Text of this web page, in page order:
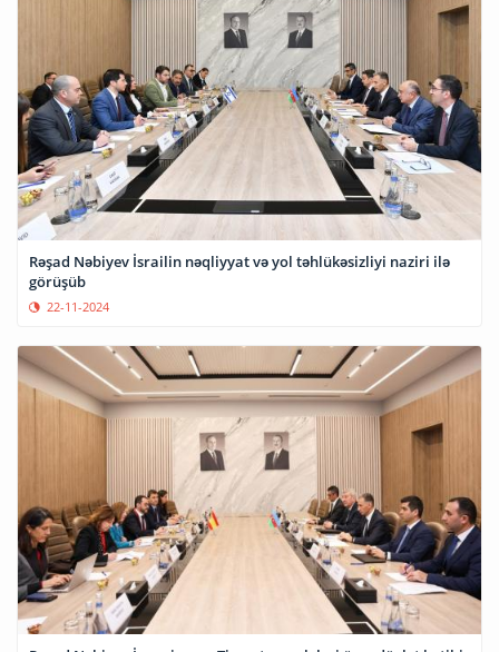
Rəşad Nəbiyev İsrailin nəqliyyat və yol təhlükəsizliyi naziri ilə
görüşüb
22-11-2024